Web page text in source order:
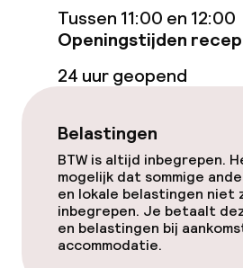
Zakelijke faciliteiten
Beleid
Overal rookvrij
Vrijgezellenfeesten of
Tussen 11:00 en 12:00
Openingstijden
24 uur geopend
Belastingen
BTW is altijd inbegrepen.
mogelijk dat sommige
en lokale belastingen niet
inbegrepen. Je betaalt
en belastingen bij
accommodatie.